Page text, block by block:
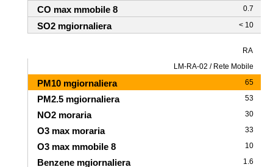
0.7
< 10
RA
LM-RA-02 / Rete Mobile
65
53
30
33
10
1.6